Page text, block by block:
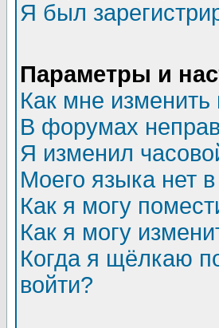
Я был
Параметры и
Как мне изменить
В форумах
Я изменил
Моего языка нет в
Как я могу
Как я могу
Когда я щёлкаю
войти?